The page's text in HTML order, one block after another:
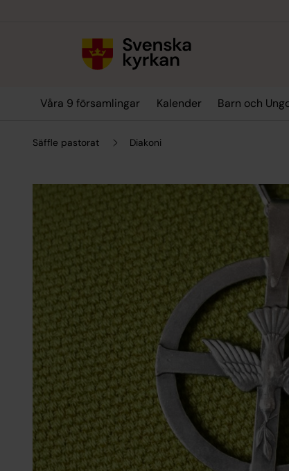
Våra 9 församlingar Kalender Barn och
Säffle pastorat Diakoni